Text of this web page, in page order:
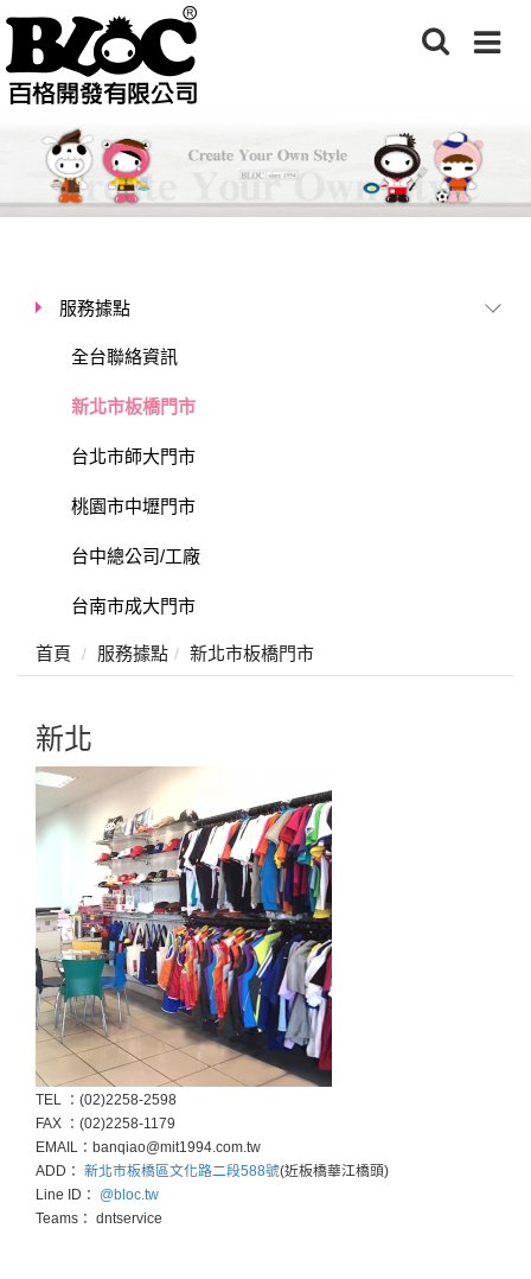
服務據點
全台聯絡資訊
新北市板橋門市
台北市師大門市
桃園市中壢門市
台中總公司/工廠
台南市成大門市
首頁 服務據點 新北市板橋門市
新北
TEL ：(02)2258-2598
FAX ：(02)2258-1179
EMAIL：banqiao@mit1994.com.tw
ADD： 新北市板橋區文化路二段588號(近板橋華江橋頭)
Line ID： @bloc.tw
Teams： dntservice